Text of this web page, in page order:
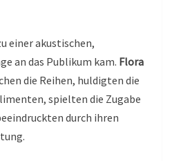
einer akustischen,
an das Publikum kam. Flora
die Reihen, huldigten die
spielten die Zugabe
durch ihren